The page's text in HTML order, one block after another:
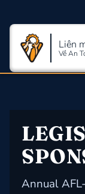
Liên
Về An
Annual